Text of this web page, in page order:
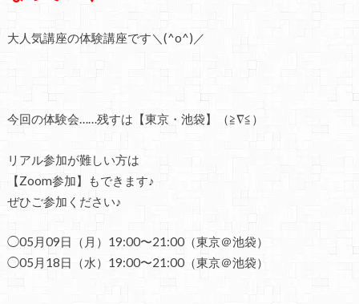
大人気講座の体験講座です＼(^o^)／
今回の体験会……残すは【東京・池袋】（≧∇≦）
リアル参加が難しい方は
【Zoom参加】もできます♪
ぜひご参加ください♪
◯05月09日（月）19:00〜21:00（東京＠池袋）
◯05月18日（水）19:00〜21:00（東京＠池袋）